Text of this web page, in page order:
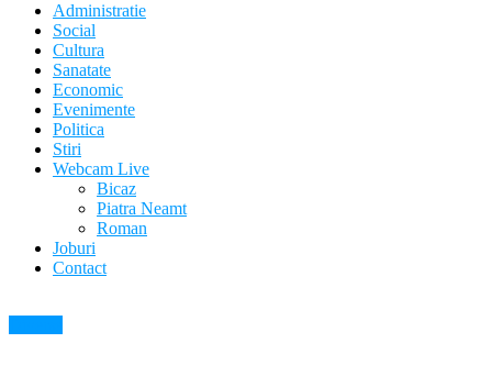
Administratie
Social
Cultura
Sanatate
Economic
Evenimente
Politica
Stiri
Webcam Live
Bicaz
Piatra Neamt
Roman
Joburi
Contact